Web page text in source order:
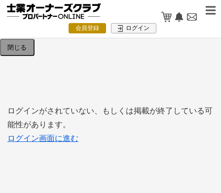
会員登録 ログイン
検索条件を入力してください。
閉じる
ログインがされていない、もしくは掲載が終了している可
能性があります。
ログイン画面に進む